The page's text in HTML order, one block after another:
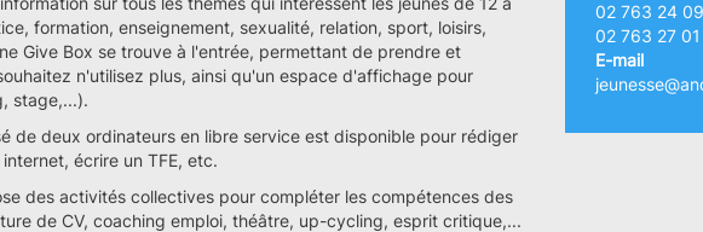
02 763 24 09
02 763 27 01
E-mail
formation, enseignement, sexualité, relation, sport, loisirs,
Give Box se trouve à l'entrée, permettant de prendre et
n'utilisez plus, ainsi qu'un espace d'affichage pour
stage,...).
de deux ordinateurs en libre service est disponible pour rédiger
écrire un TFE, etc.
des activités collectives pour compléter les compétences des
de CV, coaching emploi, théâtre, up-cycling, esprit critique,...